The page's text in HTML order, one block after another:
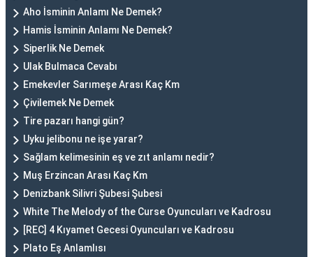
Aho İsminin Anlamı Ne Demek?
Hamis İsminin Anlamı Ne Demek?
Siperlik Ne Demek
Ulak Bulmaca Cevabı
Emekevler Sarımeşe Arası Kaç Km
Çivilemek Ne Demek
Tire pazarı hangi gün?
Uyku jelibonu ne işe yarar?
Sağlam kelimesinin eş ve zıt anlamı nedir?
Muş Erzincan Arası Kaç Km
Denizbank Silivri Şubesi Şubesi
White The Melody of the Curse Oyuncuları ve Kadrosu
[REC] 4 Kıyamet Gecesi Oyuncuları ve Kadrosu
Plato Eş Anlamlısı